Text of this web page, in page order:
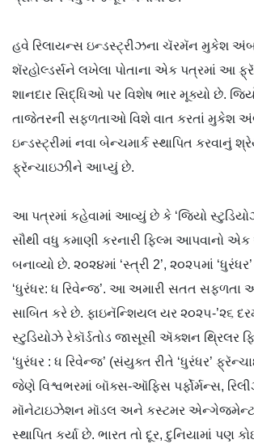
હવે રિલાયન્સ ઇન્ડસ્ટ્રીઝના ચૅરમૅન મુકેશ
શૅરહોલ્ડર્સને લખેલા પોતાના એક પત્રમાં આ
શાનદાર સિદ્ધિઓ પર વિશેષ ભાર મૂક્યો છે.
તાજેતરની સફળતાઓ વિશે વાત કરતાં મુકેશ
ઇન્ડસ્ટ્રીમાં નવા બેન્ચમાર્ક સ્થાપિત કરવાનું
ફ્રૅન્ચાઇઝીને આપ્યું છે.
આ પત્રમાં કહેવામાં આવ્યું છે કે ‘જિયો
સૌથી વધુ કમાણી કરનારી ફિલ્મ આપવાનો એક
બનાવ્યો છે. ૨૦૨૪માં ‘સ્ત્રી 2’, ૨૦૨૫માં
‘ધુરંધર: ધ રિવેન્જ’. આ અમારી સતત સફળતા
સાબિત કરે છે. ફાઇનૅન્શિયલ યર ૨૦૨૫-’૨૬
સ્ટુડિયોઝે રેકૉર્ડતોડ જાસૂસી ઍક્શન થ્રિલર
‘ધુરંધર : ધ રિવેન્જ’ (સંયુક્ત રીતે ‘ધુરંધર’
જેણે વિશ્વભરમાં બૉક્સ-ઑફિસ પર્ફોર્મન્સ,
મૉનેટાઇઝેશન મૉડલ અને કસ્ટમર
સ્થાપિત કર્યા છે. ભારત તો દૂર, દુનિયામાં પણ